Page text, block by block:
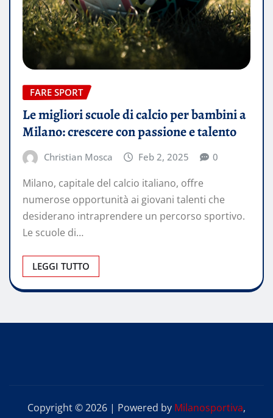
FARE SPORT
Le migliori scuole di calcio per bambini a
Milano: crescere con passione e talento
Christian Mosca Feb 2, 2025 0
Milano, capitale del calcio italiano, offre
numerose opportunità ai giovani talenti che
desiderano intraprendere un percorso sportivo.
Le scuole di…
LEGGI TUTTO
Copyright © 2026 | Powered by Milanosportiva,